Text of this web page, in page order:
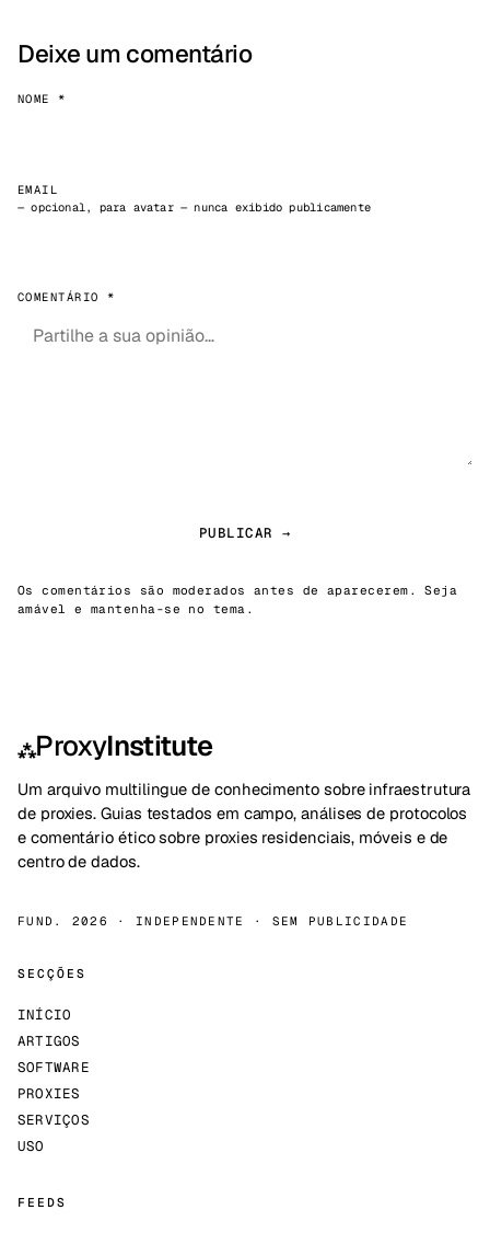
Deixe um comentário
NOME *
EMAIL
— opcional, para avatar — nunca exibido publicamente
COMENTÁRIO *
PUBLICAR →
Os comentários são moderados antes de aparecerem. Seja
amável e mantenha-se no tema.
⁂ProxyInstitute
Um arquivo multilingue de conhecimento sobre infraestrutura
de proxies. Guias testados em campo, análises de protocolos
e comentário ético sobre proxies residenciais, móveis e de
centro de dados.
FUND. 2026 · INDEPENDENTE · SEM PUBLICIDADE
SECÇÕES
INÍCIO
ARTIGOS
SOFTWARE
PROXIES
SERVIÇOS
USO
FEEDS